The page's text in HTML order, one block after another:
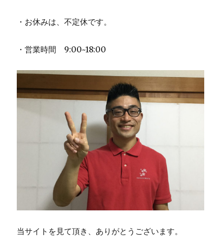
・お休みは、不定休です。
・営業時間 9:00~18:00
当サイトを見て頂き、ありがとうございます。